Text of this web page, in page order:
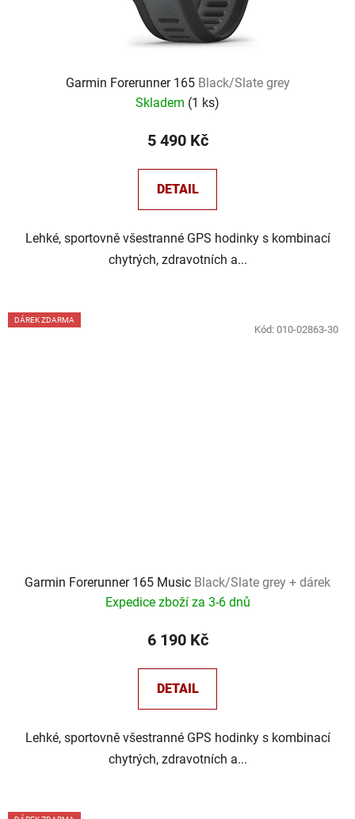
Garmin Forerunner 165 Black/Slate grey
Skladem (1 ks)
5 490 Kč
DETAIL
Lehké, sportovně všestranné GPS hodinky s kombinací
chytrých, zdravotních a...
DÁREK ZDARMA
Garmin Forerunner 165 Music Black/Slate grey + dárek
Expedice zboží za 3-6 dnů
6 190 Kč
DETAIL
Lehké, sportovně všestranné GPS hodinky s kombinací
chytrých, zdravotních a...
Kód: 010-02863-30